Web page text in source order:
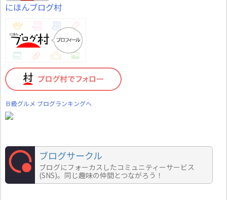
にほんブログ村
Ｂ級グルメ ブログランキングへ
ブログサークル
ブログにフォーカスしたコミュニティーサービス
(SNS)。同じ趣味の仲間とつながろう！